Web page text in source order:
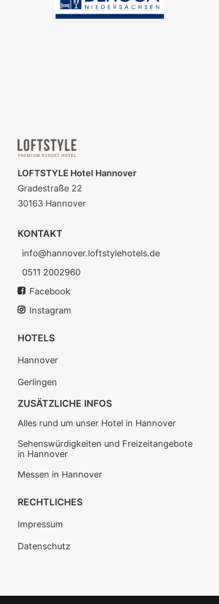
LOFTSTYLE Hotel Hannover
Gradestraße 22
30163 Hannover
KONTAKT
info@hannover.loftstylehotels.de
0511 2002960
Facebook
Instagram
HOTELS
Hannover
Gerlingen
ZUSÄTZLICHE INFOS
Alles rund um unser Hotel in Hannover
Sehenswürdigkeiten und Freizeitangebote
in Hannover
Messen in Hannover
RECHTLICHES
Impressum
Datenschutz